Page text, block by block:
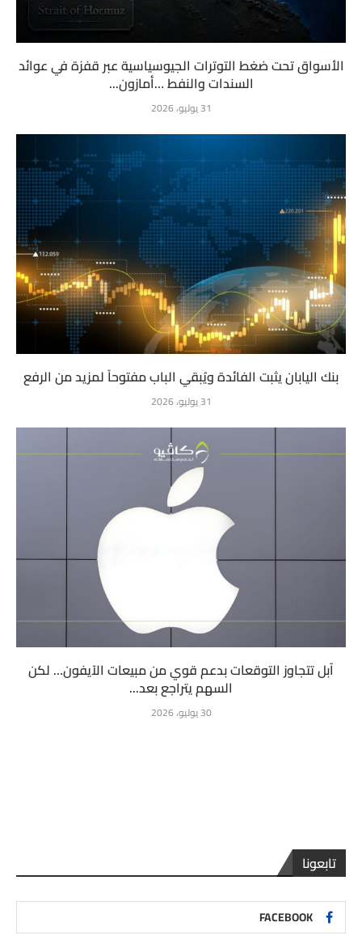
الأسواق تحت ضغط التوترات الجيوسياسية عبر قفزة في عوائد
السندات والنفط …أمازون...
31 يوليو، 2026
بنك اليابان يثبت الفائدة ويُبقي الباب مفتوحاً لمزيد من الرفع
31 يوليو، 2026
آبل تتجاوز التوقعات بدعم قوي من مبيعات الآيفون… لكن
السهم يتراجع بعد...
30 يوليو، 2026
تابعونا
FACEBOOK